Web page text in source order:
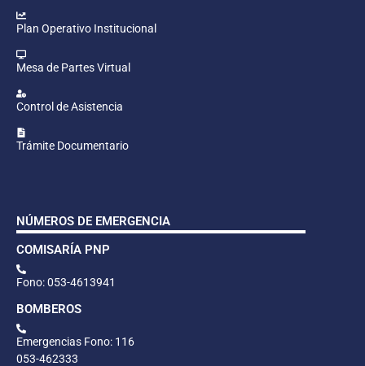
Plan Operativo Institucional
Mesa de Partes Virtual
Control de Asistencia
Trámite Documentario
NÚMEROS DE EMERGENCIA
COMISARÍA PNP
Fono: 053-4613941
BOMBEROS
Emergencias Fono: 116
053-462333